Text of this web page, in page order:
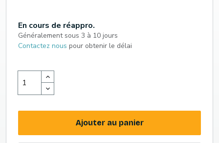
En cours de réappro.
Généralement sous 3 à 10 jours
Contactez nous pour obtenir le délai
Ajouter au panier